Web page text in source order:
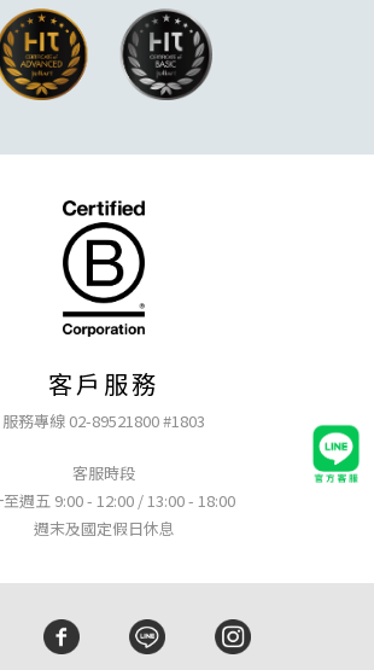
客戶服務
服務專線 02-89521800 #1803
客服時段
週五 9:00 - 12:00 / 13:00 - 18:00
週末及國定假日休息